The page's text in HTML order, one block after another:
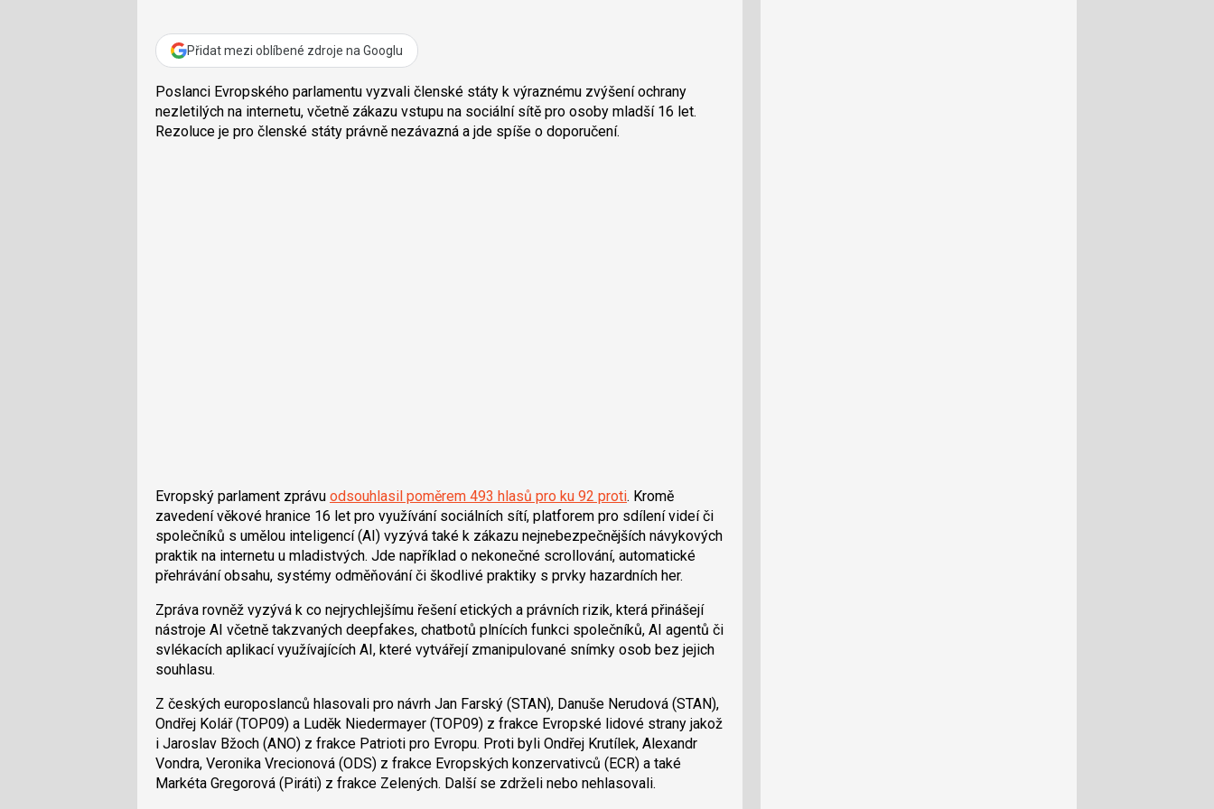
Přidat mezi oblíbené zdroje na Googlu
Poslanci Evropského parlamentu vyzvali členské státy k výraznému zvýšení ochrany
nezletilých na internetu, včetně zákazu vstupu na sociální sítě pro osoby mladší 16 let.
Rezoluce je pro členské státy právně nezávazná a jde spíše o doporučení.
Evropský parlament zprávu odsouhlasil poměrem 493 hlasů pro ku 92 proti. Kromě
zavedení věkové hranice 16 let pro využívání sociálních sítí, platforem pro sdílení videí či
společníků s umělou inteligencí (AI) vyzývá také k zákazu nejnebezpečnějších návykových
praktik na internetu u mladistvých. Jde například o nekonečné scrollování, automatické
přehrávání obsahu, systémy odměňování či škodlivé praktiky s prvky hazardních her.
Zpráva rovněž vyzývá k co nejrychlejšímu řešení etických a právních rizik, která přinášejí
nástroje AI včetně takzvaných deepfakes, chatbotů plnících funkci společníků, AI agentů či
svlékacích aplikací využívajících AI, které vytvářejí zmanipulované snímky osob bez jejich
souhlasu.
Z českých europoslanců hlasovali pro návrh Jan Farský (STAN), Danuše Nerudová (STAN),
Ondřej Kolář (TOP09) a Luděk Niedermayer (TOP09) z frakce Evropské lidové strany jakož
i Jaroslav Bžoch (ANO) z frakce Patrioti pro Evropu. Proti byli Ondřej Krutílek, Alexandr
Vondra, Veronika Vrecionová (ODS) z frakce Evropských konzervativců (ECR) a také
Markéta Gregorová (Piráti) z frakce Zelených. Další se zdrželi nebo nehlasovali.